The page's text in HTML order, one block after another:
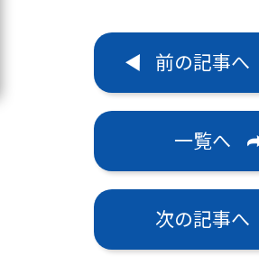
前の記事へ
一覧へ
次の記事へ